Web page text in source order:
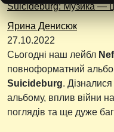
Suicideburg: Музика —
Ярина Денисюк
27.10.2022
Сьогодні наш лейбл
повноформатний
Suicideburg.
альбому, вплив війни на
поглядів та ще дуже